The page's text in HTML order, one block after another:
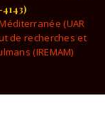
(UAR
de recherches et
(IREMAM)